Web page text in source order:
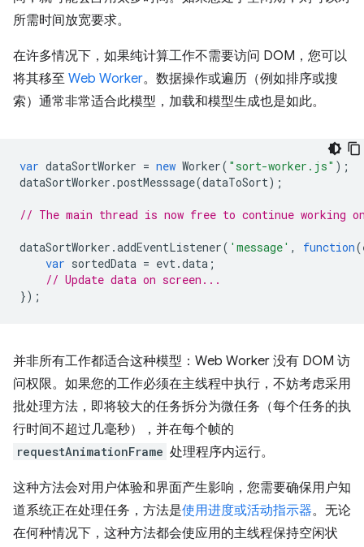
所需时间放宽要求。
在许多情况下，如果纯计算工作不需要访问 DOM，您可以
将其移至 Web Worker。数据操作或遍历（例如排序或搜
索）通常非常适合此模型，加载和模型生成也是如此。
var dataSortWorker = new Worker( "sort-worker.js" );
dataSortWorker .postMesssage(dataToSort);
// The main thread is now free to continue working
dataSortWorker .addEventListener( 'message' , function(
var sortedData = evt.data ;
// Update data on screen...
});
并非所有工作都适合这种模型：Web Worker 没有 DOM 访
问权限。如果您的工作必须在主线程中执行，不妨考虑采用
批处理方法，即将较大的任务拆分为微任务（每个任务的执
行时间不超过几毫秒），并在每个帧的
requestAnimationFrame 处理程序内运行。
这种方法会对用户体验和界面产生影响，您需要确保用户知
道系统正在处理任务，方法是使用进度或活动指示器。无论
在何种情况下，这种方法都会使应用的主线程保持空闲状